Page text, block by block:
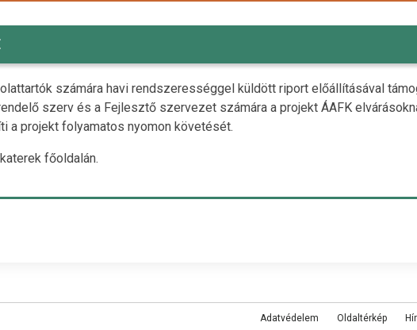
számára havi rendszerességgel küldött riport előállításával
szerv és a Fejlesztő szervezet számára a projekt ÁAFK
a projekt folyamatos nyomon követését.
főoldalán.
Adatvédelem Oldaltérkép